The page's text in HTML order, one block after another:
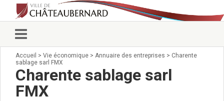
Vie municipale
Conseillers municipaux
Accueil > Vie économique > Annuaire des entreprises > Charente
sablage sarl FMX
Charente sablage sarl
FMX